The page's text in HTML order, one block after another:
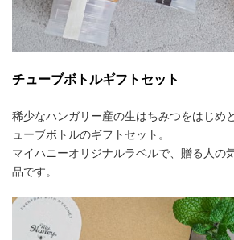
チューブボトルギフトセット
稀少なハンガリー産の生はちみつをはじめ
ューブボトルのギフトセット。
マイハニーオリジナルラベルで、贈る人の
品です。